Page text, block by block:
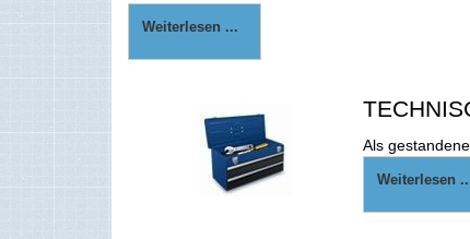
Weiterlesen ...
Als
Weiterlesen